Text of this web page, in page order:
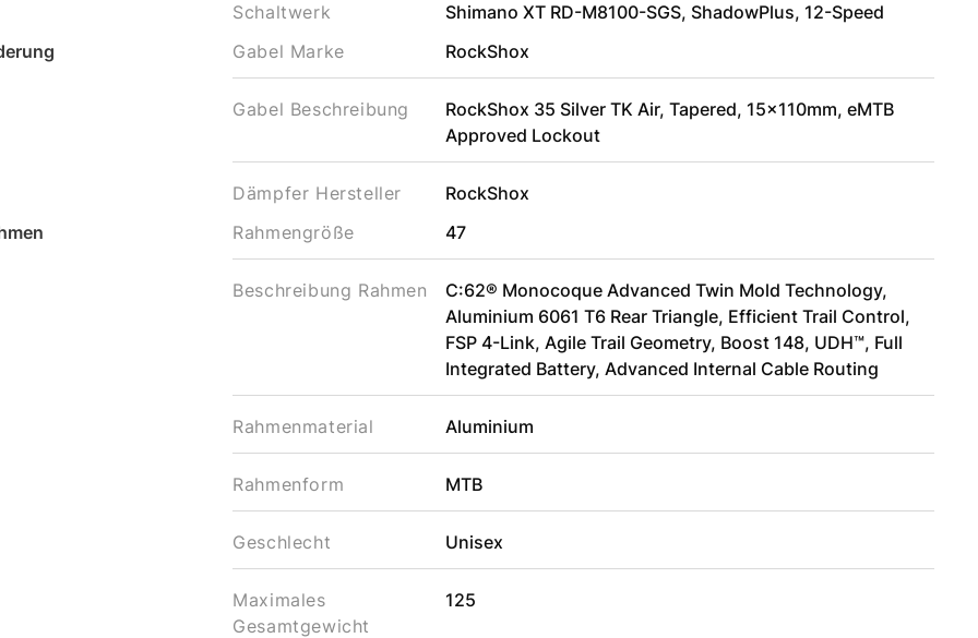
Schaltwerk
Shimano XT RD-M8100-SGS, ShadowPlus, 12-Speed
Gabel Marke RockShox
Gabel Beschreibung
RockShox 35 Silver TK Air, Tapered, 15x110mm, eMTB
Approved Lockout
Dämpfer Hersteller
RockShox
Rahmengröße 47
Beschreibung Rahmen
C:62® Monocoque Advanced Twin Mold Technology,
Aluminium 6061 T6 Rear Triangle, Efficient Trail Control,
FSP 4-Link, Agile Trail Geometry, Boost 148, UDH™, Full
Integrated Battery, Advanced Internal Cable Routing
Rahmenmaterial Aluminium
Rahmenform MTB
Geschlecht Unisex
Maximales
Gesamtgewicht
125